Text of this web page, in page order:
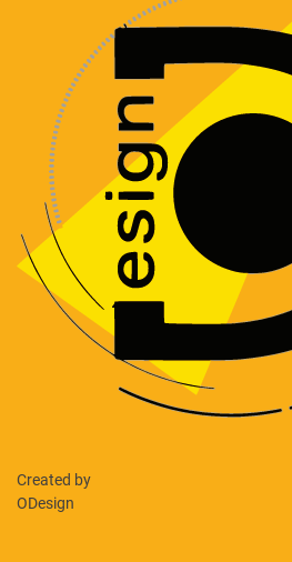
Created by
ODesign